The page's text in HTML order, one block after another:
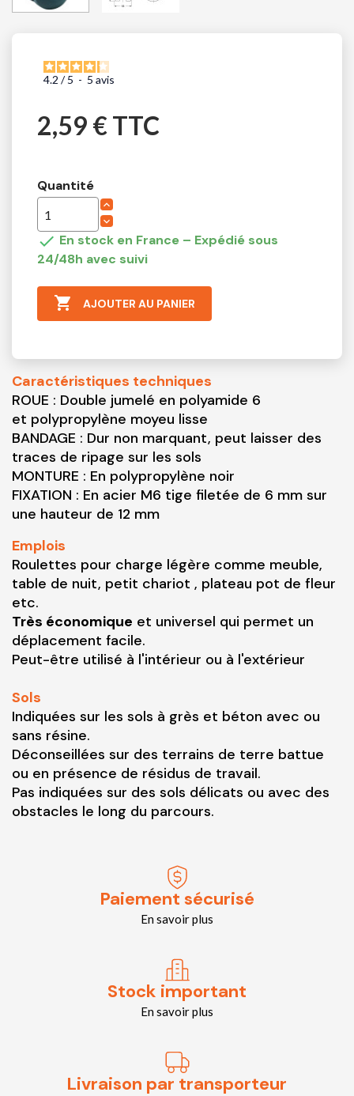
4.2 / 5 - 5 avis
2,59 € TTC
Quantité
 En stock en France – Expédié sous
24/48h avec suivi
 AJOUTER AU PANIER
Caractéristiques techniques
ROUE : Double jumelé en polyamide 6
et polypropylène moyeu lisse
BANDAGE : Dur non marquant, peut laisser des
traces de ripage sur les sols
MONTURE : En polypropylène noir
FIXATION : En acier M6 tige filetée de 6 mm sur
une hauteur de 12 mm
Emplois
Roulettes pour charge légère comme meuble,
table de nuit, petit chariot , plateau pot de fleur
etc.
Très économique et universel qui permet un
déplacement facile.
Peut-être utilisé à l'intérieur ou à l'extérieur
Sols
Indiquées sur les sols à grès et béton avec ou
sans résine.
Déconseillées sur des terrains de terre battue
ou en présence de résidus de travail.
Pas indiquées sur des sols délicats ou avec des
obstacles le long du parcours.
Paiement sécurisé
En savoir plus
Stock important
En savoir plus
Livraison par transporteur